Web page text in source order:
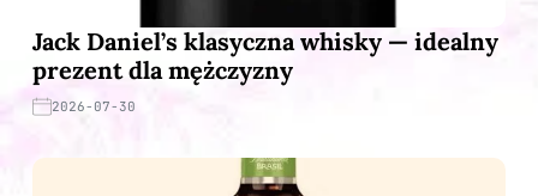
Jack Daniel’s klasyczna whisky — idealny
prezent dla mężczyzny
2026-07-30